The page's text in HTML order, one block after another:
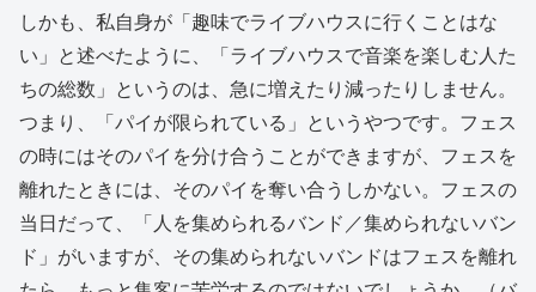
しかも、私自身が「趣味でライブハウスに行くことはな
い」と述べたように、「ライブハウスで音楽を楽しむ人た
ちの総数」というのは、急に増えたり減ったりしません。
つまり、「パイが限られている」というやつです。フェス
の時にはそのパイを分け合うことができますが、フェスを
離れたときには、そのパイを奪い合うしかない。フェスの
当日だって、「人を集められるバンド／集められないバン
ド」がいますが、その集められないバンドはフェスを離れ